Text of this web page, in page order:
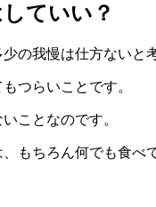
ていい？
の我慢は仕方ないと
つらいことです。
ことなのです。
もちろん何でも食べ